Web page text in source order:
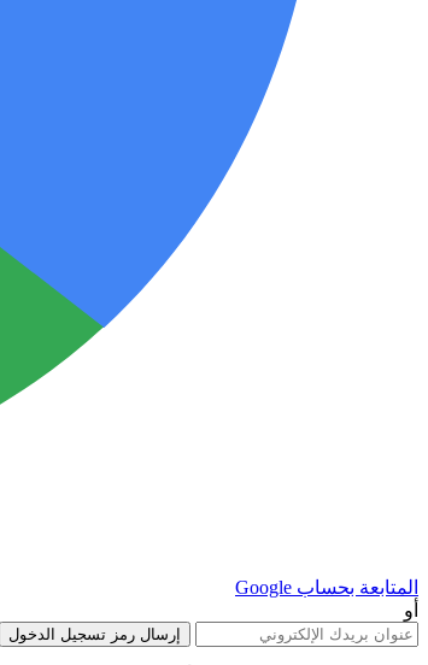
المتابعة بحساب Google
أو
إرسال رمز تسجيل الدخول